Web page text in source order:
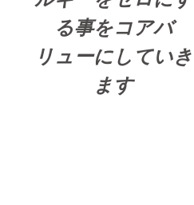
る事をコアバ
リューにしていき
ます